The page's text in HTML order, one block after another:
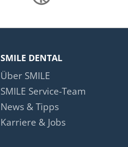
SMILE DENTAL
Über SMILE
SMILE Service-Team
News & Tipps
Karriere & Jobs